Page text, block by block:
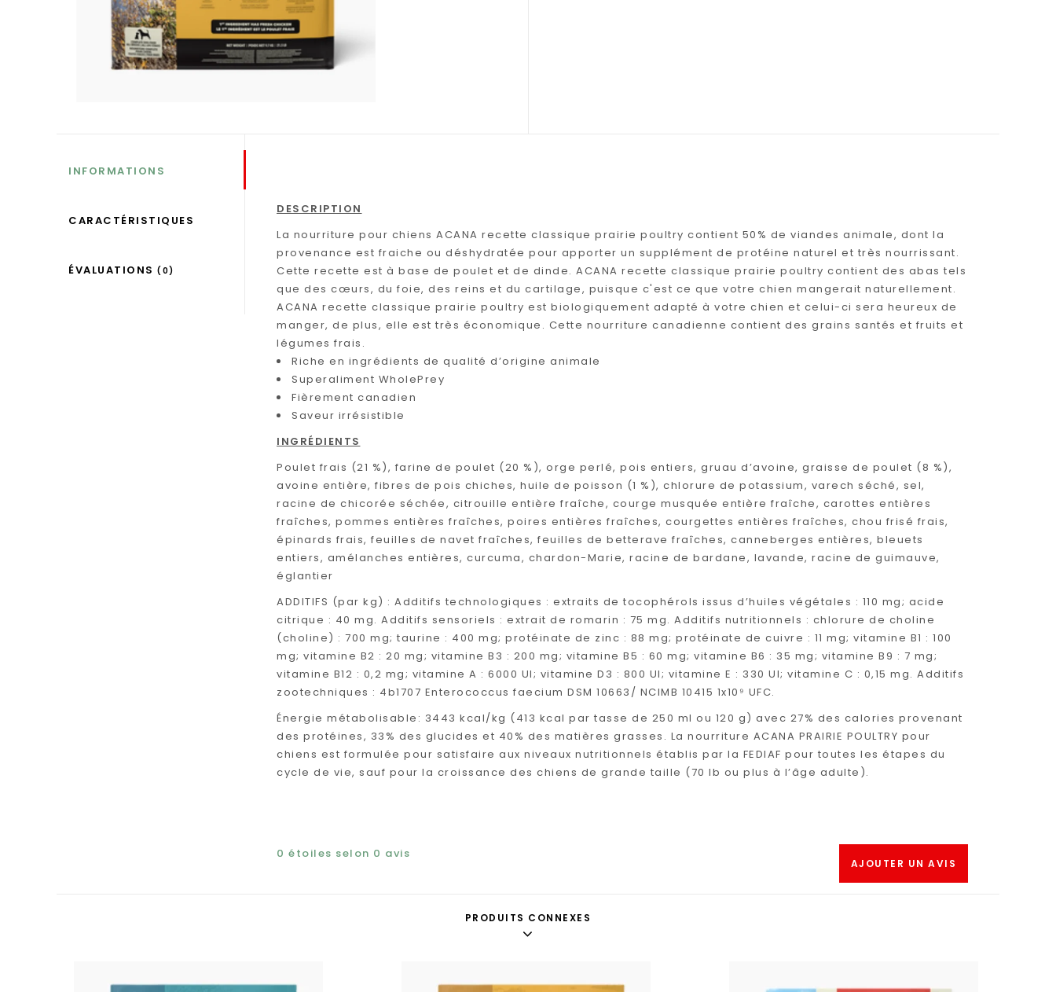
INFORMATIONS
CARACTÉRISTIQUES
ÉVALUATIONS (0)
DESCRIPTION
La nourriture pour chiens ACANA recette classique prairie poultry contient 50% de viandes animale, dont la
provenance est fraiche ou déshydratée pour apporter un supplément de protéine naturel et très nourrissant.
Cette recette est à base de poulet et de dinde. ACANA recette classique prairie poultry contient des abas tels
que des cœurs, du foie, des reins et du cartilage, puisque c'est ce que votre chien mangerait naturellement.
ACANA recette classique prairie poultry est biologiquement adapté à votre chien et celui-ci sera heureux de
manger, de plus, elle est très économique. Cette nourriture canadienne contient des grains santés et fruits et
légumes frais.
Riche en ingrédients de qualité d’origine animale
Superaliment WholePrey
Fièrement canadien
Saveur irrésistible
INGRÉDIENTS
Poulet frais (21 %), farine de poulet (20 %), orge perlé, pois entiers, gruau d’avoine, graisse de poulet (8 %),
avoine entière, fibres de pois chiches, huile de poisson (1 %), chlorure de potassium, varech séché, sel,
racine de chicorée séchée, citrouille entière fraîche, courge musquée entière fraîche, carottes entières
fraîches, pommes entières fraîches, poires entières fraîches, courgettes entières fraîches, chou frisé frais,
épinards frais, feuilles de navet fraîches, feuilles de betterave fraîches, canneberges entières, bleuets
entiers, amélanches entières, curcuma, chardon-Marie, racine de bardane, lavande, racine de guimauve,
églantier
ADDITIFS (par kg) : Additifs technologiques : extraits de tocophérols issus d’huiles végétales : 110 mg; acide
citrique : 40 mg. Additifs sensoriels : extrait de romarin : 75 mg. Additifs nutritionnels : chlorure de choline
(choline) : 700 mg; taurine : 400 mg; protéinate de zinc : 88 mg; protéinate de cuivre : 11 mg; vitamine B1 : 100
mg; vitamine B2 : 20 mg; vitamine B3 : 200 mg; vitamine B5 : 60 mg; vitamine B6 : 35 mg; vitamine B9 : 7 mg;
vitamine B12 : 0,2 mg; vitamine A : 6000 UI; vitamine D3 : 800 UI; vitamine E : 330 UI; vitamine C : 0,15 mg. Additifs
zootechniques : 4b1707 Enterococcus faecium DSM 10663/ NCIMB 10415 1x10⁹ UFC.
Énergie métabolisable: 3443 kcal/kg (413 kcal par tasse de 250 ml ou 120 g) avec 27% des calories provenant
des protéines, 33% des glucides et 40% des matières grasses. La nourriture ACANA PRAIRIE POULTRY pour
chiens est formulée pour satisfaire aux niveaux nutritionnels établis par la FEDIAF pour toutes les étapes du
cycle de vie, sauf pour la croissance des chiens de grande taille (70 lb ou plus à l’âge adulte).
AJOUTER UN AVIS
0 étoiles selon 0 avis
PRODUITS CONNEXES